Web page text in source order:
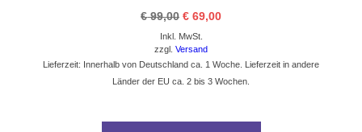
€99,00 Ursprünglicher
Preis
war:
€ 99,00
€ 69,00Aktueller
Inkl. MwSt.
zzgl.Versand
Lieferzeit: Innerhalb von Deutschland ca. 1 Woche. Lieferzeit in andere
Länder der EU ca. 2 bis 3 Wochen.